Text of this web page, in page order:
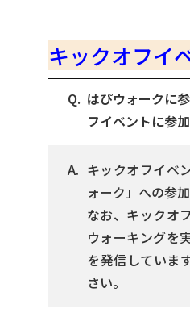
キックオフイ
はぴウォークに
フイベントに参
キックオフイベ
ォーク」への参
なお、キックオ
ウォーキングを
を発信していま
さい。